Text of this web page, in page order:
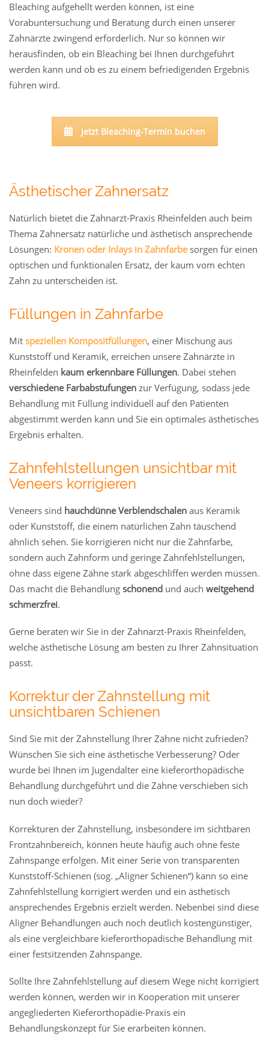
Bleaching aufgehellt werden können, ist eine
Vorabuntersuchung und Beratung durch einen unserer
Zahnärzte zwingend erforderlich. Nur so können wir
herausfinden, ob ein Bleaching bei Ihnen durchgeführt
werden kann und ob es zu einem befriedigenden Ergebnis
führen wird.
Jetzt Bleaching-Termin buchen
Ästhetischer Zahnersatz
Natürlich bietet die Zahnarzt-Praxis Rheinfelden auch beim
Thema Zahnersatz natürliche und ästhetisch ansprechende
Lösungen: Kronen oder Inlays in Zahnfarbesorgen für einen
optischen und funktionalen Ersatz, der kaum vom echten
Zahn zu unterscheiden ist.
Füllungen in Zahnfarbe
Mit speziellen Kompositfüllungen, einer Mischung aus
Kunststoff und Keramik, erreichen unsere Zahnärzte in
Rheinfelden kaum erkennbare Füllungen. Dabei stehen
verschiedene Farbabstufungen zur Verfügung, sodass jede
Behandlung mit Füllung individuell auf den Patienten
abgestimmt werden kann und Sie ein optimales ästhetisches
Ergebnis erhalten.
Zahnfehlstellungen unsichtbar mit
Veneers korrigieren
Veneers sind hauchdünne Verblendschalen aus Keramik
oder Kunststoff, die einem natürlichen Zahn täuschend
ähnlich sehen. Sie korrigieren nicht nur die Zahnfarbe,
sondern auch Zahnform und geringe Zahnfehlstellungen,
ohne dass eigene Zähne stark abgeschliffen werden müssen.
Das macht die Behandlung schonend und auch weitgehend
schmerzfrei.
Gerne beraten wir Sie in der Zahnarzt-Praxis Rheinfelden,
welche ästhetische Lösung am besten zu Ihrer Zahnsituation
passt.
Korrektur der Zahnstellung mit
unsichtbaren Schienen
Sind Sie mit der Zahnstellung Ihrer Zähne nicht zufrieden?
Wünschen Sie sich eine ästhetische Verbesserung? Oder
wurde bei Ihnen im Jugendalter eine kieferorthopädische
Behandlung durchgeführt und die Zähne verschieben sich
nun doch wieder?
Korrekturen der Zahnstellung, insbesondere im sichtbaren
Frontzahnbereich, können heute häufig auch ohne feste
Zahnspange erfolgen. Mit einer Serie von transparenten
Kunststoff-Schienen (sog. „Aligner Schienen“) kann so eine
Zahnfehlstellung korrigiert werden und ein ästhetisch
ansprechendes Ergebnis erzielt werden. Nebenbei sind diese
Aligner Behandlungen auch noch deutlich kostengünstiger,
als eine vergleichbare kieferorthopädische Behandlung mit
einer festsitzenden Zahnspange.
Sollte Ihre Zahnfehlstellung auf diesem Wege nicht korrigiert
werden können, werden wir in Kooperation mit unserer
angegliederten Kieferorthopädie-Praxis ein
Behandlungskonzept für Sie erarbeiten können.